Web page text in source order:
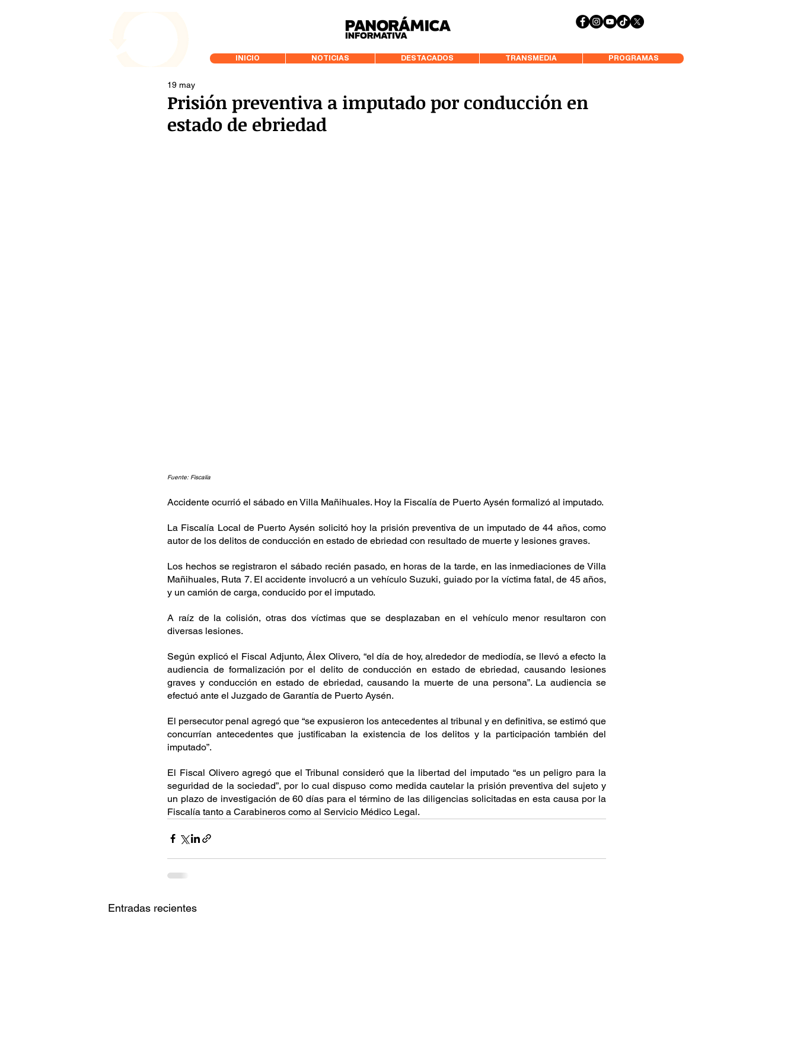
INICIO NOTICIAS DESTACADOS TRANSMEDIA PROGRAMAS
Prisión preventiva a imputado por conducción en
estado de ebriedad
19 may
Fuente: Fiscalía
Accidente ocurrió el sábado en Villa Mañihuales. Hoy la Fiscalía de Puerto Aysén formalizó al imputado.
La Fiscalía Local de Puerto Aysén solicitó hoy la prisión preventiva de un imputado de 44 años, como
autor de los delitos de conducción en estado de ebriedad con resultado de muerte y lesiones graves.
Los hechos se registraron el sábado recién pasado, en horas de la tarde, en las inmediaciones de Villa
Mañihuales, Ruta 7. El accidente involucró a un vehículo Suzuki, guiado por la víctima fatal, de 45 años,
y un camión de carga, conducido por el imputado.
A raíz de la colisión, otras dos víctimas que se desplazaban en el vehículo menor resultaron con
diversas lesiones.
Según explicó el Fiscal Adjunto, Álex Olivero, “el día de hoy, alrededor de mediodía, se llevó a efecto la
audiencia de formalización por el delito de conducción en estado de ebriedad, causando lesiones
graves y conducción en estado de ebriedad, causando la muerte de una persona”. La audiencia se
efectuó ante el Juzgado de Garantía de Puerto Aysén.
El persecutor penal agregó que “se expusieron los antecedentes al tribunal y en definitiva, se estimó que
concurrían antecedentes que justificaban la existencia de los delitos y la participación también del
imputado”.
El Fiscal Olivero agregó que el Tribunal consideró que la libertad del imputado “es un peligro para la
seguridad de la sociedad”, por lo cual dispuso como medida cautelar la prisión preventiva del sujeto y
un plazo de investigación de 60 días para el término de las diligencias solicitadas en esta causa por la
Fiscalía tanto a Carabineros como al Servicio Médico Legal.
Entradas recientes